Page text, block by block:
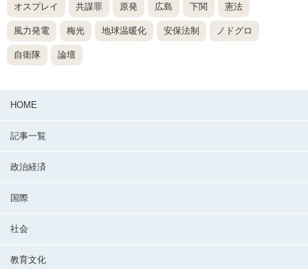
オスプレイ 共謀罪 原発 広島 下関 憲法
風力発電 梅光 地球温暖化 安保法制 ノドグロ
自衛隊 論壇
HOME
記事一覧
政治経済
国際
社会
教育文化